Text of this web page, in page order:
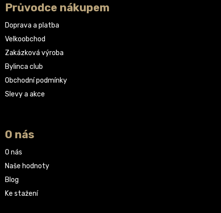
Průvodce nákupem
Doprava a platba
Velkoobchod
Zakázková výroba
Bylinca club
Obchodní podmínky
Slevy a akce
O nás
O nás
Naše hodnoty
Blog
Ke stažení